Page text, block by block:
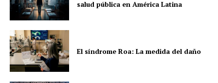
salud pública en América Latina
El síndrome Roa: La medida del daño